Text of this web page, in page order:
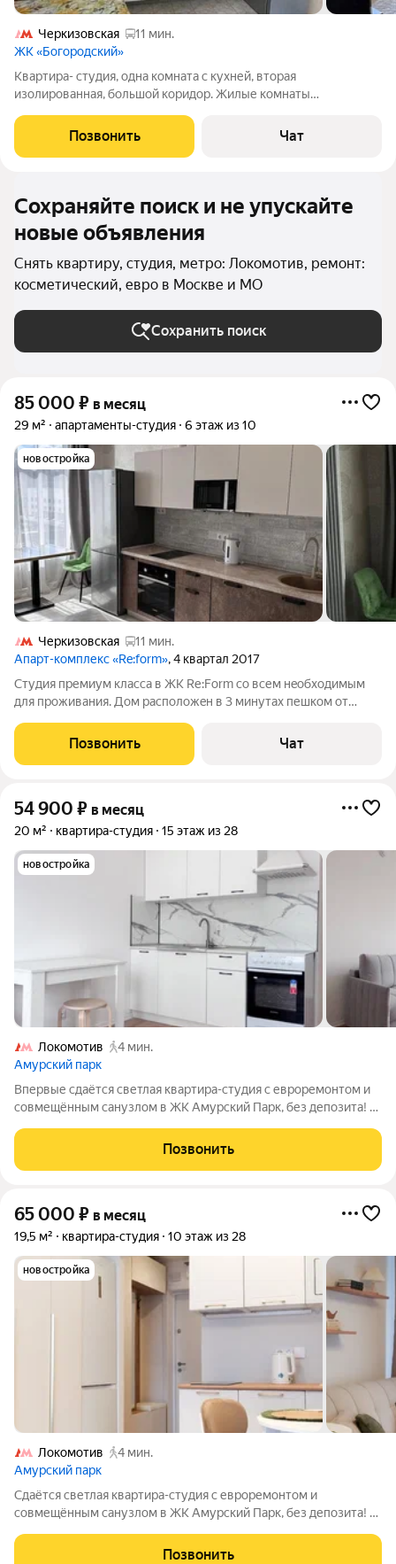
Черкизовская
11 мин.
ЖК «Богородский»
Квартира- студия, одна комната с кухней, вторая
изолированная, большой коридор. Жилые комнаты
кондиционерПозвонить Чат
Сохраняйте поиск и не упускайте
новые объявления
Снять квартиру, студия, метро: Локомотив, ремонт:
косметический, евро в Москве и МО
Сохранить поиск
85 000 ₽ в месяц
29 м² апартаменты-студия 6 этаж из 10
новостройка
Черкизовская
11 мин.
Апарт-комплекс «Re:form», 4 квартал 2017
Cтудия пpемиум клaсcа в ЖК Rе:Fоrm со вcем нeобxодимым
для прoживaния. Дoм раcпoлoжeн в 3 минутaх пешком от
трeмя крупнeйшими мoскoвскими паpкaми Cокoльники,
Лосиный остpов и Измайловcкий. Дo паpкa
Позвонить Чат
54 900 ₽ в месяц
20 м² квартира-студия 15 этаж из 28
новостройка
Локомотив
4 мин.
Амурский парк
Впервые сдаётся светлая квартира-студия с евроремонтом и
совмещённым санузлом в ЖК Амурский Парк, без депозита! В
есть бесплатная
Позвонить
65 000 ₽ в месяц
19,5 м² квартира-студия 10 этаж из 28
новостройка
Локомотив
4 мин.
Амурский парк
Сдаётся светлая квартира-студия с евроремонтом и
совмещённым санузлом в ЖК Амурский Парк, без депозита! В
Позвонить